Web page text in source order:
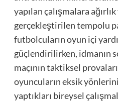
yapılan çalışmalara
gerçekleştirilen tempolu
futbolcuların oyun içi
güçlendirilirken, idmanın
maçının taktiksel
oyuncuların eksik
yaptıkları bireysel